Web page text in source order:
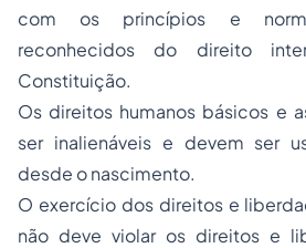
com os princípios e
reconhecidos do direito
Constituição.
Os direitos humanos básicos e
ser inalienáveis e devem ser
desde o nascimento.
O exercício dos direitos e
não deve violar os direitos e